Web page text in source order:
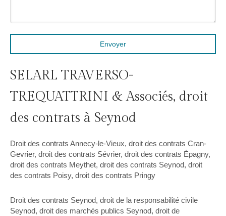
Envoyer
SELARL TRAVERSO-
TREQUATTRINI & Associés, droit
des contrats à Seynod
Droit des contrats Annecy-le-Vieux, droit des contrats Cran-
Gevrier, droit des contrats Sévrier, droit des contrats Épagny,
droit des contrats Meythet, droit des contrats Seynod, droit
des contrats Poisy, droit des contrats Pringy
Droit des contrats Seynod, droit de la responsabilité civile
Seynod, droit des marchés publics Seynod, droit de